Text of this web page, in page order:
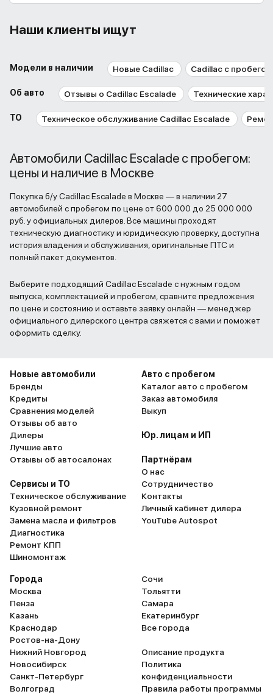
Наши клиенты ищут
Модели в наличии Новые Cadillac Cadillac с пробегом
Об авто Отзывы о Cadillac Escalade Технические
ТО Техническое обслуживание Cadillac Escalade
Автомобили Cadillac Escalade с пробегом:
цены и наличие в Москве
Покупка б/у Cadillac Escalade в Москве — в наличии 27
автомобилей с пробегом по цене от 600 000 до 25 000 000
руб. у официальных дилеров. Все машины проходят
техническую диагностику и юридическую проверку, доступна
история владения и обслуживания, оригинальные ПТС и
полный пакет документов.
Выберите подходящий Cadillac Escalade с нужным годом
выпуска, комплектацией и пробегом, сравните предложения
по цене и состоянию и оставьте заявку онлайн — менеджер
официального дилерского центра свяжется с вами и поможет
оформить сделку.
Новые автомобили
Бренды
Кредиты
Сравнения моделей
Отзывы об авто
Дилеры
Лучшие авто
Отзывы об автосалонах
Сервисы и ТО
Техническое обслуживание
Кузовной ремонт
Замена масла и фильтров
Диагностика
Ремонт КПП
Шиномонтаж
Авто с пробегом
Каталог авто с пробегом
Заказ автомобиля
Выкуп
Юр. лицам и ИП
Партнёрам
О нас
Сотрудничество
Контакты
Личный кабинет дилера
YouTube Autospot
Города
Москва
Пенза
Казань
Краснодар
Ростов-на-Дону
Нижний Новгород
Новосибирск
Санкт-Петербург
Волгоград
Сочи
Тольятти
Самара
Екатеринбург
Все города
Описание продукта
Политика
конфиденциальности
Правила работы программы